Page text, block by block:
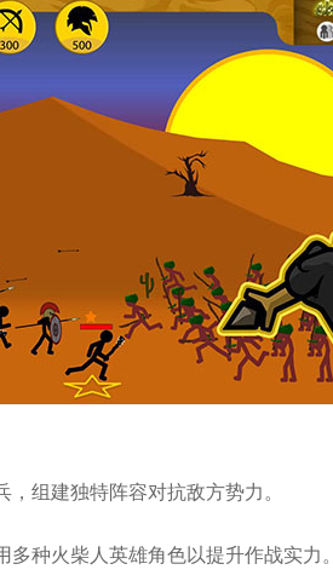
组建独特阵容对抗敌方势力。
种火柴人英雄角色以提升作战实力。